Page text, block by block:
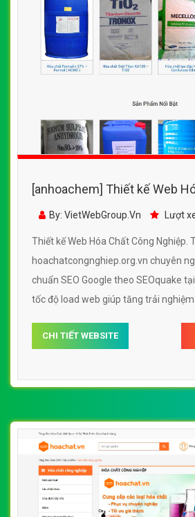
[anhoachem] Thiết kế Web
Nghiệp -
By: VietWebGroup.Vn Lượt
Thiết kế Web Hóa Chất Công Nghiệp.
hoachatcongnghiep.org.vn chuyên
chuẩn SEO Google theo SEOquake
tốc độ load web giúp tăng trải
kiếm.
CHI TIẾT WEBSITE